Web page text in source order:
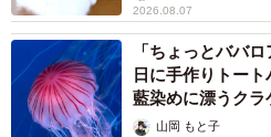
走行距離課税の影響を受けるの
バスやタクシーも走行距離が非
なれば、これらの利用料金も高
2026.08.07
「ちょっとババ
日に手作りトー
藍染めに漂うク
ごい」山岡 もと子